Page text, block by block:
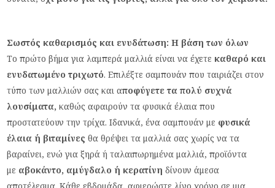
Σωστός καθαρισμός και ενυδάτωση: Η βάση των όλων
Το πρώτο βήμα για λαμπερά μαλλιά είναι να έχετε καθαρό και
ενυδατωμένο τριχωτό. Επιλέξτε σαμπουάν που ταιριάζει στον
τύπο των μαλλιών σας και αποφύγετε τα πολύ συχνά
λουσίματα, καθώς αφαιρούν τα φυσικά έλαια που
προστατεύουν την τρίχα. Ιδανικά, ένα σαμπουάν με φυσικά
έλαια ή βιταμίνεςθα θρέψει τα μαλλιά σας χωρίς να τα
βαραίνει, ενώ για ξηρά ή ταλαιπωρημένα μαλλιά, προϊόντα
με αβοκάντο, αμύγδαλο ή κερατίνη δίνουν άμεσα